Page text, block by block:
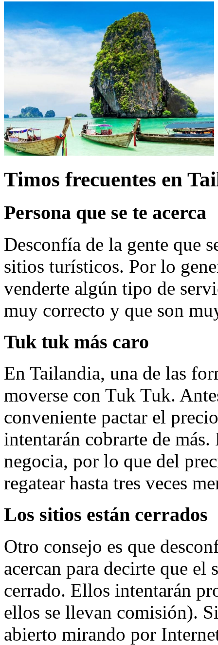
Timos frecuentes en
Persona que se te acerca
Desconfía de la gente que
sitios turísticos. Por lo
venderte algún tipo de
muy correcto y que son
Tuk tuk más caro
En Tailandia, una de las
moverse con Tuk Tuk.
conveniente pactar el
intentarán cobrarte de
negocia, por lo que del
regatear hasta tres veces
Los sitios están cerrados
Otro consejo es que
acercan para decirte que
cerrado. Ellos intentarán
ellos se llevan comisión).
abierto mirando por